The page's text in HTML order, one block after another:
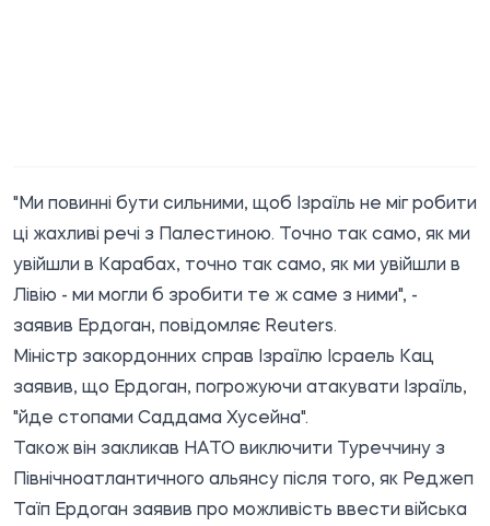
"Ми повинні бути сильними, щоб Ізраїль не міг робити
ці жахливі речі з Палестиною. Точно так само, як ми
увійшли в Карабах, точно так само, як ми увійшли в
Лівію - ми могли б зробити те ж саме з ними", -
заявив Ердоган, повідомляє Reuters.
Міністр закордонних справ Ізраїлю Ісраель Кац
заявив, що Ердоган, погрожуючи атакувати Ізраїль,
"йде стопами Саддама Хусейна".
Також він закликав НАТО виключити Туреччину з
Північноатлантичного альянсу після того, як Реджеп
Таїп Ердоган заявив про можливість ввести війська